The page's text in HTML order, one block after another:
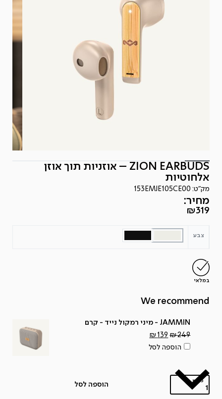
ZION EARBUDS – אוזניות תוך אוזן
אלחוטיות
מק"ט: 153EMJE105CE00
מחיר:
₪319
צבע
במלאי
We recommend
JAMMIN - מיני רמקול נייד - קרם
₪249
המחיר
המקורי
₪ 139
המחיר
הנוכחיהוספה לסל
כמות
הוספה לסל